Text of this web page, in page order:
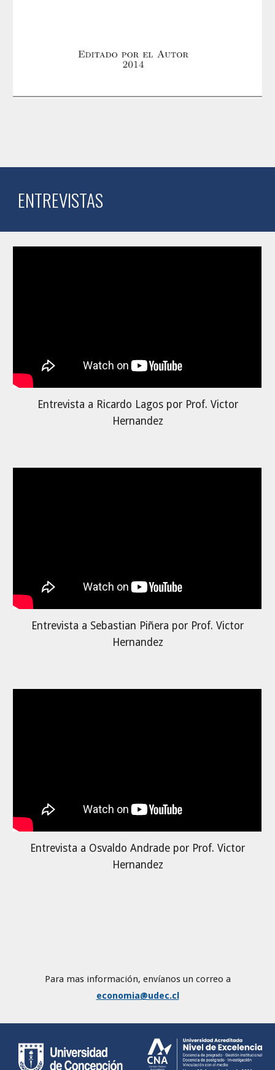
ENTREVISTAS
Entrevista a Ricardo Lagos por Prof. Victor
Hernandez
Entrevista a Sebastian Piñera por Prof. Victor
Hernandez
Entrevista a Osvaldo Andrade por Prof. Victor
Hernandez
Para mas información, envíanos un correo a
economia@udec.cl